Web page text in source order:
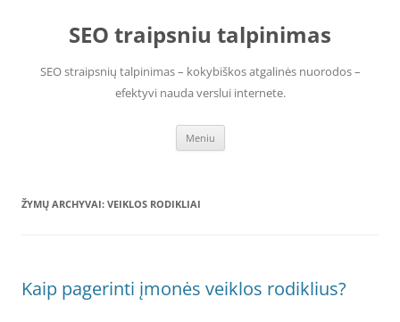
SEO traipsniu talpinimas
SEO straipsnių talpinimas – kokybiškos atgalinės nuorodos –
efektyvi nauda verslui internete.
Meniu
ŽYMŲ ARCHYVAI: VEIKLOS RODIKLIAI
Kaip pagerinti įmonės veiklos rodiklius?